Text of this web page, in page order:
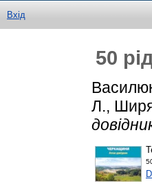
Вхід
50
Л.,